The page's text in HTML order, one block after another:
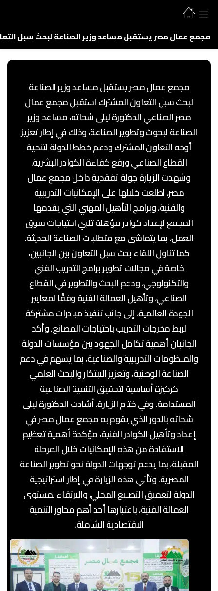
مجمع عمال مصر يستقبل مساعد وزير الصناعة لبحث سبل
مجمع عمال مصر يستقبل مساعد وزير الصناعة
لبحث سبل التعاون المشترك استقبل مجمع عمال
مصر الصناعي الدكتورة ليلى شحاته، مساعد وزير
الصناعة لبحوث وتطوير الصناعة، وذلك في إطار تعزيز
أوجه التعاون المشترك ودعم خطط الدولة لتنمية
القطاع الصناعي ورفع كفاءة الكوادر البشرية.
وشهدت الزيارة جولة تفقدية داخل مجمع عمال
مصر، اطلعت خلالها على الإمكانيات التدريبية
والفنية، وبرامج التأهيل المهني التي يقدمها
المجمع لإعداد كوادر مؤهلة تلبي احتياجات سوق
العمل، بما يتماشى مع متطلبات الصناعة الحديثة.
كما تناول اللقاء بحث سبل التعاون بين الجانبين،
خاصة في مجالات تطوير برامج التدريب الفني
والتكنولوجي، ودعم البحث والتطوير في القطاع
الصناعي، وتأهيل العمالة الفنية وفقًا لمعايير
الجودة العالمية، إلى جانب تنفيذ مبادرات مشتركة
لربط مخرجات التدريب باحتياجات المصانع. وأكد
الجانبان أهمية تكامل الجهود بين مؤسسات الدولة
والمنظومات التدريبية والصناعية، بما يسهم في دعم
الصناعة الوطنية، وتعزيز الابتكار والبحث العلمي
كركيزة أساسية لتحقيق التنمية الصناعية
المستدامة. وفي ختام الزيارة، أشادت الدكتورة ليلى
شحاته بالدور الذي يقوم به مجمع عمال مصر في
إعداد وتأهيل الكوادر الفنية، مؤكدة أهمية تعظيم
الاستفادة من هذه الإمكانيات خلال المرحلة
المقبلة، بما يدعم توجهات الدولة نحو تطوير الصناعة
المصرية. وتأتي هذه الزيارة في إطار استراتيجية
الدولة لتعميق التصنيع المحلي، والارتقاء بمستوى
العمالة الفنية، باعتبارها أحد أهم محاور التنمية
الاقتصادية الشاملة.